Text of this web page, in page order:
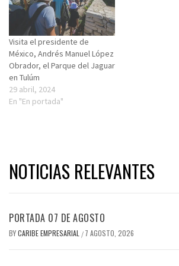
Visita el presidente de
México, Andrés Manuel López
Obrador, el Parque del Jaguar
en Tulúm
29 abril, 2024
En "En portada"
NOTICIAS RELEVANTES
PORTADA 07 DE AGOSTO
BYCARIBE EMPRESARIAL / 7 AGOSTO, 2026